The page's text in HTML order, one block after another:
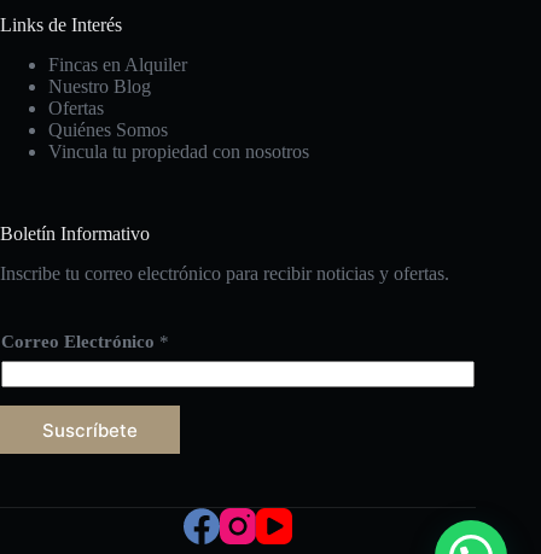
Links de Interés
Fincas en Alquiler
Nuestro Blog
Ofertas
Quiénes Somos
Vincula tu propiedad con nosotros
Boletín Informativo
Inscribe tu correo electrónico para recibir noticias y ofertas.
Correo Electrónico *
Suscríbete